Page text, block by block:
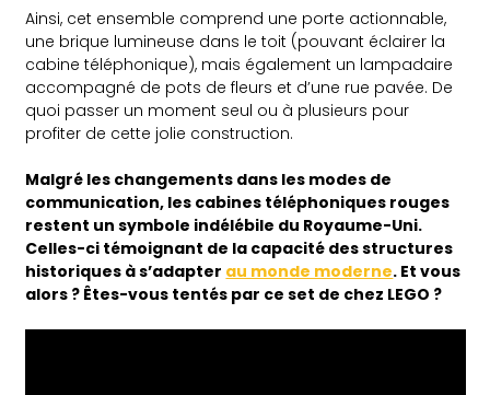
Ainsi, cet ensemble comprend une porte actionnable,
une brique lumineuse dans le toit (pouvant éclairer la
cabine téléphonique), mais également un lampadaire
accompagné de pots de fleurs et d’une rue pavée. De
quoi passer un moment seul ou à plusieurs pour
profiter de cette jolie construction.
Malgré les changements dans les modes de
communication, les cabines téléphoniques rouges
restent un symbole indélébile du Royaume-Uni.
Celles-ci témoignant de la capacité des structures
historiques à s’adapter au monde moderne. Et vous
alors ? Êtes-vous tentés par ce set de chez LEGO ?